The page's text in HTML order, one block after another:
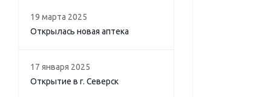
19 марта 2025
Открылась новая аптека
17 января 2025
Открытие в г. Северск